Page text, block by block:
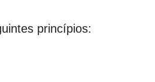
princípios: